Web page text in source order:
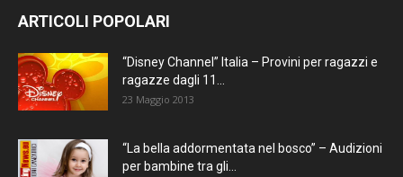
ARTICOLI POPOLARI
“Disney Channel” Italia – Provini per ragazzi e
ragazze dagli 11...
23 Maggio 2013
“La bella addormentata nel bosco” – Audizioni
per bambine tra gli...